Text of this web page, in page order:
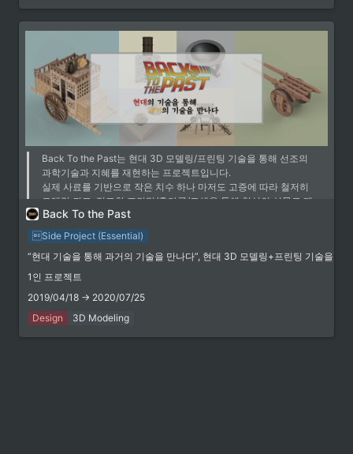
https://support.clippy.kr/f4f42e9081e4462bb448795e8c79479b
(1월 8일) 클립 다운로드 기능이 추가되었습니
다. https://support.clippy.kr/5ca55f4592e24e8d9b824f4ce7001112
https://support.clippy.kr/49057300473a48e8bf6dde5575b16fb4
(12월 23일) 핫클립 메뉴가 업데이트되었습니다.
https://support.clippy.kr/6885569573204223873b0b4632220f8d
(12월 23일) PIKU 이상형 월드컵에서 클리피를 사용할 수 있습니다.
https://support.clippy.kr/PIKU-
fdcea16f12df4a2897f64eb33c43f95a (12월 28일) 빵떡이 !클립
명령어로 클리피 클립을 생성할 수 있습니다.
https://support.clippy.kr/f4f42e9081e4462bb448795e8c79479b
(1월 8일) 클립 다운로드 기능이 추가되었습니
다. https://support.clippy.kr/5ca55f4592e24e8d9b824f4ce7001112
Back To the Past는 현대 3D 모델링/프린팅 기술을 통해 선조의
과학기술과 지혜를 재현하는 프로젝트입니다.
실제 사료를 기반으로 작은 치수 하나 마저도 고증에 따라 철저히
모델링 되고, 정교한 프린팅/후가공/도색을 통해 현실의 실물로 제
작합니다.
링크
Facebook Page
Back To the Past
Back To the Past
Side Project (Essential)
“현대 기술을 통해 과거의 기술을 만나다”, 현대 3D 모델링+프린팅 기술을 통
1인 프로젝트
2019/04/18 → 2020/07/25
Design
3D Modeling